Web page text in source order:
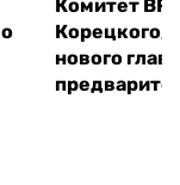
Комитет ВР
Корецкого,
нового